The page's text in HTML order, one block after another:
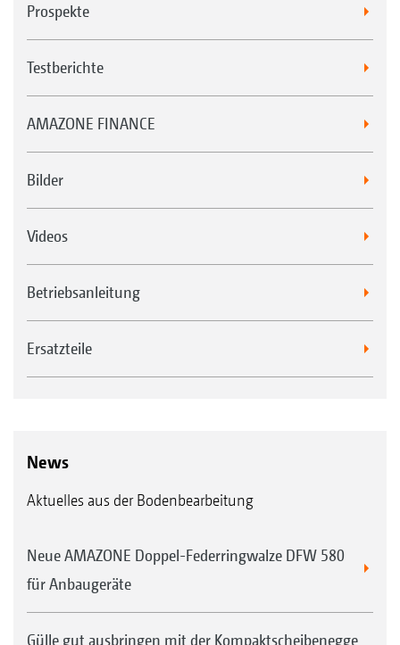
Prospekte
Testberichte
AMAZONE FINANCE
Bilder
Videos
Betriebsanleitung
Ersatzteile
News
Aktuelles aus der Bodenbearbeitung
Neue AMAZONE Doppel-Federringwalze DFW 580
für Anbaugeräte
Gülle gut ausbringen mit der Kompaktscheibenegge